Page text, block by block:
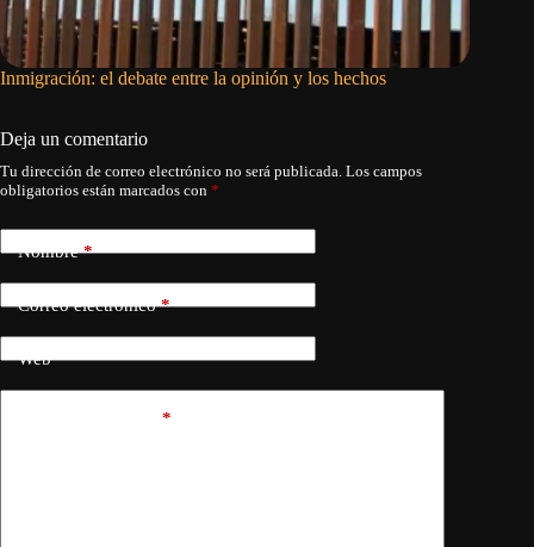
Inmigración: el debate entre la opinión y los hechos
Deja un comentario
Tu dirección de correo electrónico no será publicada. Los campos
obligatorios están marcados con *
Nombre*
Correo electrónico*
Web
*